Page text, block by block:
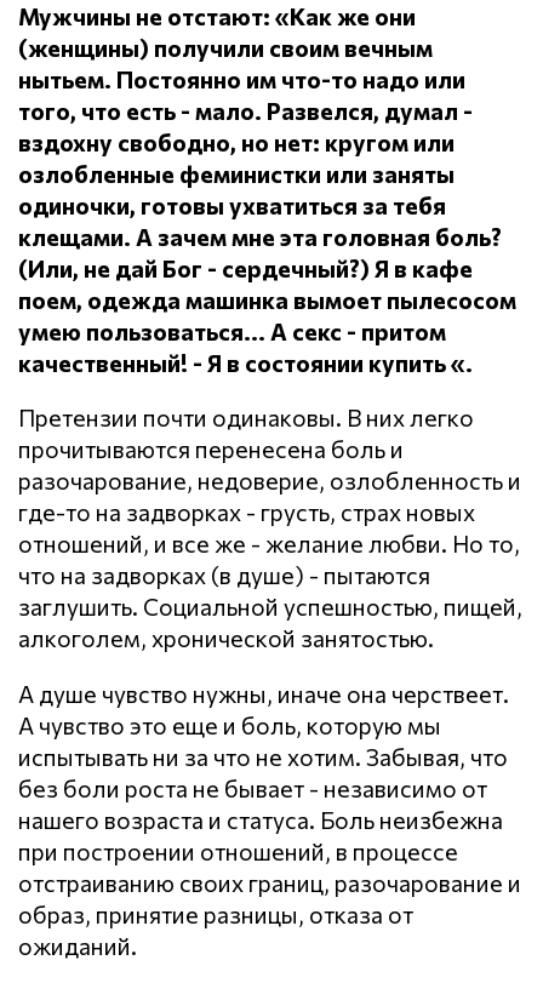
Мужчины не отстают: «Как же они
(женщины) получили своим вечным
нытьем. Постоянно им что-то надо или
того, что есть - мало. Развелся, думал -
вздохну свободно, но нет: кругом или
озлобленные феминистки или заняты
одиночки, готовы ухватиться за тебя
клещами. А зачем мне эта головная боль?
(Или, не дай Бог - сердечный?) Я в кафе
поем, одежда машинка вымоет пылесосом
умею пользоваться... А секс - притом
качественный! - Я в состоянии купить «.
Претензии почти одинаковы. В них легко
прочитываются перенесена боль и
разочарование, недоверие, озлобленность и
где-то на задворках - грусть, страх новых
отношений, и все же - желание любви. Но то,
что на задворках (в душе) - пытаются
заглушить. Социальной успешностью, пищей,
алкоголем, хронической занятостью.
А душе чувство нужны, иначе она черствеет.
А чувство это еще и боль, которую мы
испытывать ни за что не хотим. Забывая, что
без боли роста не бывает - независимо от
нашего возраста и статуса. Боль неизбежна
при построении отношений, в процессе
отстраиванию своих границ, разочарование и
образ, принятие разницы, отказа от
ожиданий.